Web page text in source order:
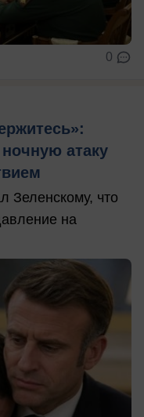
0
атаку
Зеленскому, что
на